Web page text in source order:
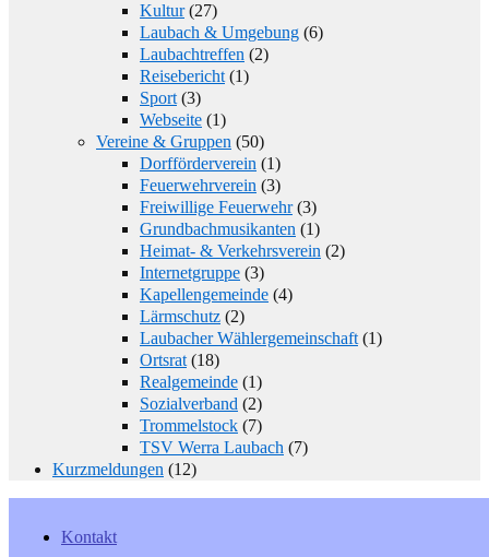
Kultur(27)
Laubach & Umgebung (6)
Laubachtreffen (2)
Reisebericht (1)
Sport (3)
Webseite (1)
Vereine & Gruppen (50)
Dorfförderverein (1)
Feuerwehrverein (3)
Freiwillige Feuerwehr(3)
Grundbachmusikanten (1)
Heimat- & Verkehrsverein (2)
Internetgruppe (3)
Kapellengemeinde (4)
Lärmschutz (2)
Laubacher Wählergemeinschaft (1)
Ortsrat (18)
Realgemeinde (1)
Sozialverband (2)
Trommelstock (7)
TSV Werra Laubach (7)
Kurzmeldungen (12)
Kontakt